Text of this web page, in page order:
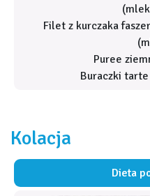
Filet z kurczaka
Puree
Buraczki
Kolacja
Dieta